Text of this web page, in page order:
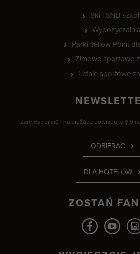
Ski i SNB
Wypożyczalnia
Parki Yellow Point
Zimowe sportowe
Letnie sportowe
Zarejestruj się i na bieżąco dowiaduj się o
ODBIERAĆ
DLA HOTELÓW
ZOSTAŃ